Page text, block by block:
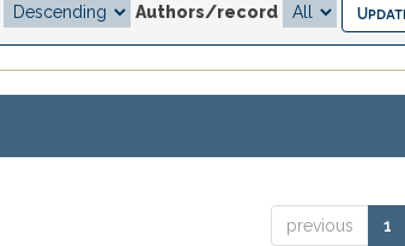
Authors/record
previous 1